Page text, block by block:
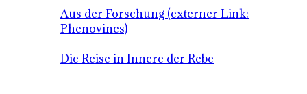
Aus der Forschung (externer Link:
Phenovines)
Die Reise in Innere der Rebe